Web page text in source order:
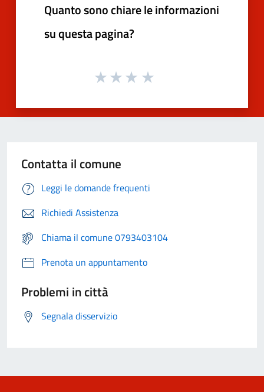
Quanto sono chiare le informazioni
su questa pagina?
Contatta il comune
Leggi le domande frequenti
Richiedi Assistenza
Chiama il comune 0793403104
Prenota un appuntamento
Problemi in città
Segnala disservizio